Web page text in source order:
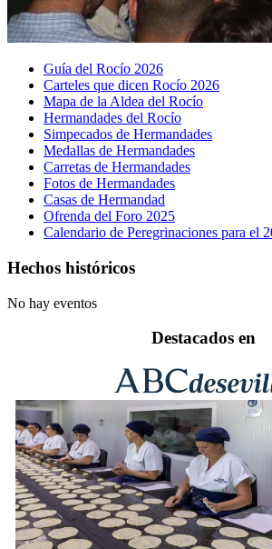
Guía del Rocío 2026
Carteles que dicen Rocío 2026
Mapa de la Aldea del Rocío
Hermandades del Rocío
Simpecados de Hermandades
Medallas de Hermandades
Carretas de Hermandades
Fotos de Hermandades
Casas de Hermandad
Ofrenda del Foro 2025
Calendario de Peregrinaciones para el
Hechos históricos
No hay eventos
Destacados en